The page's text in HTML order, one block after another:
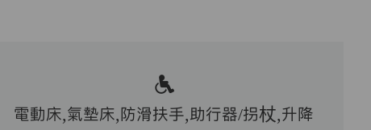
電動床,氣墊床,防滑扶手,助行器/拐杖,升降